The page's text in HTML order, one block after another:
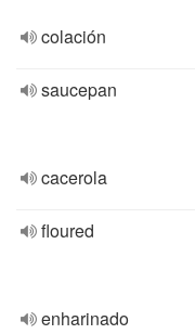
colación
saucepan
cacerola
floured
enharinado